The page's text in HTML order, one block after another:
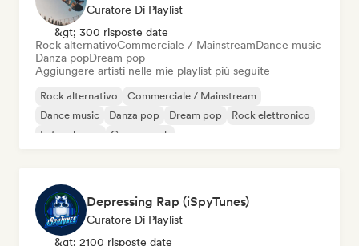
Curatore Di Playlist
&gt; 300 risposte date
Rock alternativoCommerciale / MainstreamDance music
Danza popDream pop
Aggiungere artisti nelle mie playlist più seguite
Rock alternativo
Commerciale / Mainstream
Dance music
Danza pop Dream pop
Rock elettronico
Future house
Garage rock
Depressing Rap (iSpyTunes)
Curatore Di Playlist
&gt; 2100 risposte date